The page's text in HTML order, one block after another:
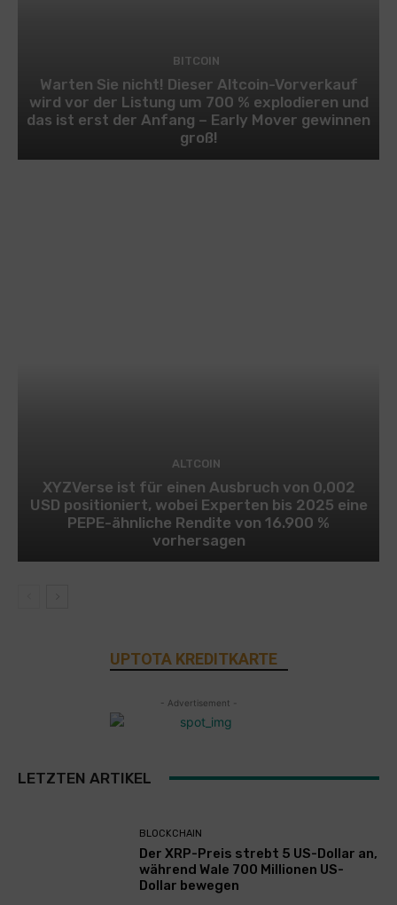
BITCOIN
Warten Sie nicht! Dieser Altcoin-Vorverkauf
wird vor der Listung um 700 % explodieren und
das ist erst der Anfang – Early Mover gewinnen
groß!
ALTCOIN
XYZVerse ist für einen Ausbruch von 0,002
USD positioniert, wobei Experten bis 2025 eine
PEPE-ähnliche Rendite von 16.900 %
vorhersagen
UPTOTA KREDITKARTE
- Advertisement -
LETZTEN ARTIKEL
BLOCKCHAIN
Der XRP-Preis strebt 5 US-Dollar an,
während Wale 700 Millionen US-
Dollar bewegen